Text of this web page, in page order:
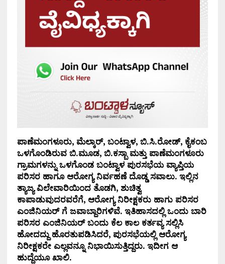
ಪಾಣೆಮಂಗಳೂರು, ಮೆಲ್ಕಾರ್, ಬಂಟ್ವಾಳ, ಬಿ.ಸಿ.ರೋಡ್, ಕೈಕಂಬ
ಒಳಗೊಂಡಿರುವ ಬಿ.ಮೂಡ, ಬಿ.ಕಸ್ಬಾ ಮತ್ತು ಪಾಣೆಮಂಗಳೂರು
ಗ್ರಾಮಗಳನ್ನು ಒಳಗೊಂಡ ಬಂಟ್ವಾಳ ಪುರಸಭೆಯ ವ್ಯಾಪ್ತಿಯ
ಪರಿಸರ ಹಾಗೂ ಆರೋಗ್ಯ ನಿರ್ವಹಣೆ ದೊಡ್ಡ ಸವಾಲು. ಇಲ್ಲಿನ
ತ್ಯಾಜ್ಯ ವಿಲೇವಾರಿಯಿಂದ ತೊಡಗಿ, ಶುಚಿತ್ವ
ಕಾಪಾಡುವುದರವರೆಗೆ, ಆರೋಗ್ಯ ನಿರೀಕ್ಷಕರು ಹಾಗು ಪರಿಸರ
ಎಂಜಿನಿಯರ್ ಗೆ ಜವಾಬ್ದಾರಿಗಳಿವೆ. ಇತಿಹಾಸದಲ್ಲಿ ಒಂದು ಬಾರಿ
ಪರಿಸರ ಎಂಜಿನಿಯರ್ ಬಂದು ಕೆಲ ಕಾಲ ಕರ್ತವ್ಯ ಸಲ್ಲಿಸಿ
ಹೋದದ್ದು ಹೊರತುಪಡಿಸಿದರೆ, ಪುರಸಭೆಯಲ್ಲಿ ಆರೋಗ್ಯ
ನಿರೀಕ್ಷಕರೇ ಎಲ್ಲವನ್ನೂ ನಿಭಾಯಿಸುತ್ತಿದ್ದರು. ಇದೀಗ ಆ
ಹುದ್ದೆಯೂ ಖಾಲಿ.